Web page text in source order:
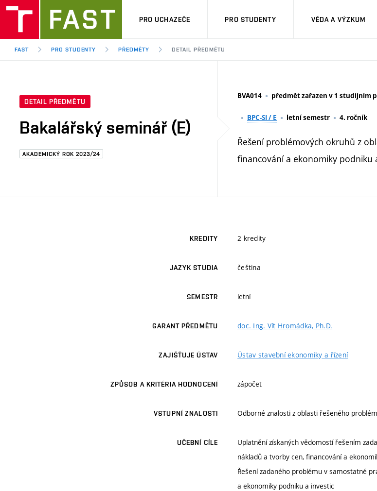
PRO UCHAZEČE PRO STUDENTY VĚDA A VÝZKUM
FAST PRO STUDENTY PŘEDMĚTY DETAIL PŘEDMĚTU
DETAIL PŘEDMĚTU
Bakalářský seminář (E)
AKADEMICKÝ ROK 2023/24
BVA014 předmět zařazen v 1 studijním
BPC-SI / E letní semestr 4. ročník
Řešení problémových okruhů z
financování a ekonomiky podniku
KREDITY 2 kredity
JAZYK STUDIA čeština
SEMESTR letní
GARANT PŘEDMĚTU doc. Ing. Vít Hromádka, Ph.D.
ZAJIŠŤUJE ÚSTAV Ústav stavební ekonomiky a řízení
ZPŮSOB A KRITÉRIA HODNOCENÍ zápočet
VSTUPNÍ ZNALOSTI Odborné znalosti z oblasti řešeného
UČEBNÍ CÍLE
Uplatnění získaných vědomostí řešením
nákladů a tvorby cen, financování a
Řešení zadaného problému v samostatné
a ekonomiky podniku a investic